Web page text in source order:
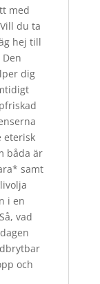
med
du ta
hej till
dig
eterisk
båda är
samt
i en
vad
och